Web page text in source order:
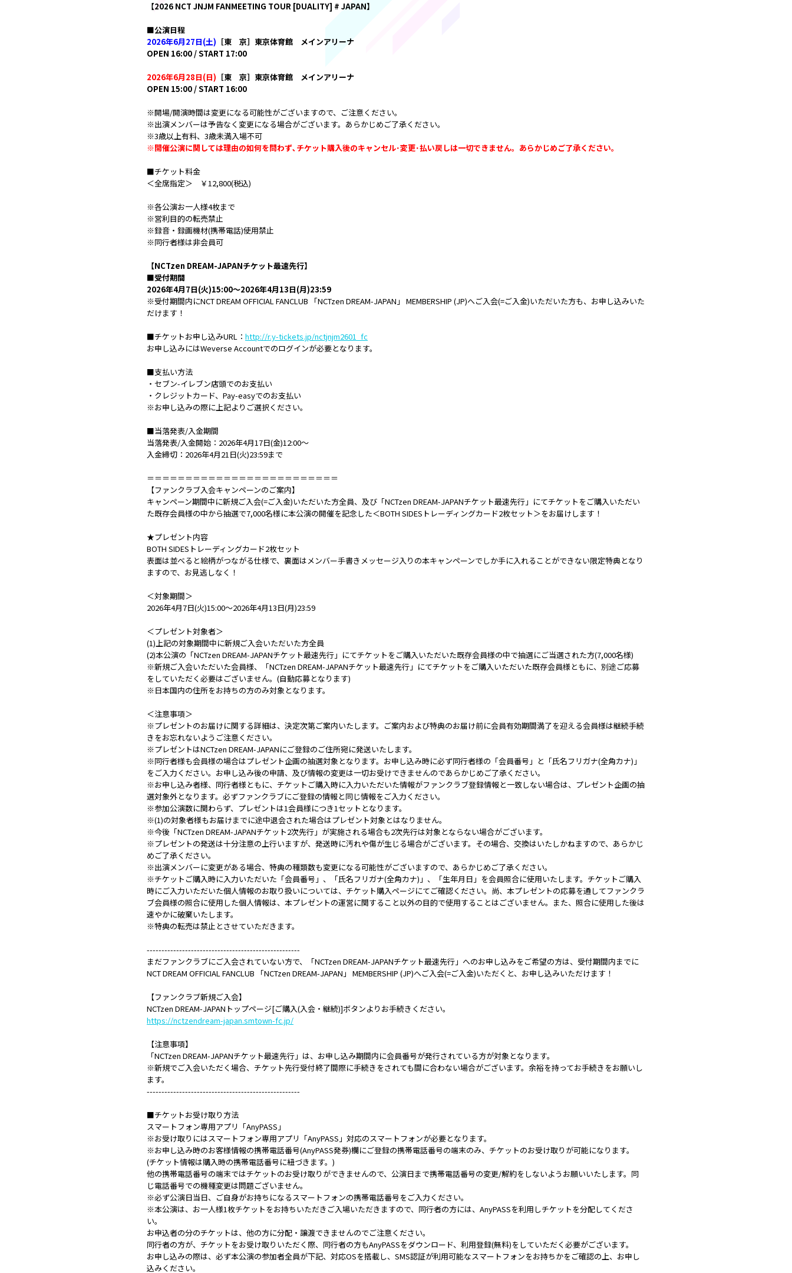
【2026 NCT JNJM FANMEETING TOUR [DUALITY] # JAPAN】
■公演日程
2026年6月27日(土) ［東 京］東京体育館 メインアリーナ
OPEN 16:00 / START 17:00
2026年6月28日(日) ［東 京］東京体育館 メインアリーナ
OPEN 15:00 / START 16:00
※開場/開演時間は変更になる可能性がございますので、ご注意ください。
※出演メンバーは予告なく変更になる場合がございます。あらかじめご了承ください。
※3歳以上有料、3歳未満入場不可
※開催公演に関しては理由の如何を問わず､チケット購入後のキャンセル･変更･払い戻しは一切できません。あらかじめご了承ください。
■チケット料金
＜全席指定＞ ￥12,800(税込)
※各公演お一人様4枚まで
※営利目的の転売禁止
※録音・録画機材(携帯電話)使用禁止
※同行者様は非会員可
【NCTzen DREAM-JAPANチケット最速先行】
■受付期間
2026年4月7日(火)15:00～2026年4月13日(月)23:59
※受付期間内にNCT DREAM OFFICIAL FANCLUB 「NCTzen DREAM-JAPAN」 MEMBERSHIP (JP)へご入会(=ご入金)いただいた方も、お申し込みいた
だけます！
■チケットお申し込みURL： http://r.y-tickets.jp/nctjnjm2601_fc
お申し込みにはWeverse Accountでのログインが必要となります。
■支払い方法
・セブン-イレブン店頭でのお支払い
・クレジットカード、Pay-easyでのお支払い
※お申し込みの際に上記よりご選択ください。
■当落発表/入金期間
当落発表/入金開始：2026年4月17日(金)12:00～
入金締切：2026年4月21日(火)23:59まで
＝＝＝＝＝＝＝＝＝＝＝＝＝＝＝＝＝＝＝＝＝＝＝＝＝
【ファンクラブ入会キャンペーンのご案内】
キャンペーン期間中に新規ご入会(=ご入金)いただいた方全員、及び「NCTzen DREAM-JAPANチケット最速先行」にてチケットをご購入いただい
た既存会員様の中から抽選で7,000名様に本公演の開催を記念した＜BOTH SIDESトレーディングカード2枚セット＞をお届けします！
★プレゼント内容
BOTH SIDESトレーディングカード2枚セット
表面は並べると絵柄がつながる仕様で、裏面はメンバー手書きメッセージ入りの本キャンペーンでしか手に入れることができない限定特典となり
ますので、お見逃しなく！
＜対象期間＞
2026年4月7日(火)15:00～2026年4月13日(月)23:59
＜プレゼント対象者＞
(1)上記の対象期間中に新規ご入会いただいた方全員
(2)本公演の「NCTzen DREAM-JAPANチケット最速先行」にてチケットをご購入いただいた既存会員様の中で抽選にご当選された方(7,000名様)
※新規ご入会いただいた会員様、「NCTzen DREAM-JAPANチケット最速先行」にてチケットをご購入いただいた既存会員様ともに、別途ご応募
をしていただく必要はございません。(自動応募となります)
※日本国内の住所をお持ちの方のみ対象となります。
＜注意事項＞
※プレゼントのお届けに関する詳細は、決定次第ご案内いたします。ご案内および特典のお届け前に会員有効期間満了を迎える会員様は継続手続
きをお忘れないようご注意ください。
※プレゼントはNCTzen DREAM-JAPANにご登録のご住所宛に発送いたします。
※同行者様も会員様の場合はプレゼント企画の抽選対象となります。お申し込み時に必ず同行者様の「会員番号」と「氏名フリガナ(全角カナ)」
をご入力ください。お申し込み後の申請、及び情報の変更は一切お受けできませんのであらかじめご了承ください。
※お申し込み者様、同行者様ともに、チケットご購入時に入力いただいた情報がファンクラブ登録情報と一致しない場合は、プレゼント企画の抽
選対象外となります。必ずファンクラブにご登録の情報と同じ情報をご入力ください。
※参加公演数に関わらず、プレゼントは1会員様につき1セットとなります。
※(1)の対象者様もお届けまでに途中退会された場合はプレゼント対象とはなりません。
※今後「NCTzen DREAM-JAPANチケット2次先行」が実施される場合も2次先行は対象とならない場合がございます。
※プレゼントの発送は十分注意の上行いますが、発送時に汚れや傷が生じる場合がございます。その場合、交換はいたしかねますので、あらかじ
めご了承ください。
※出演メンバーに変更がある場合、特典の種類数も変更になる可能性がございますので、あらかじめご了承ください。
※チケットご購入時に入力いただいた「会員番号」、「氏名フリガナ(全角カナ)」、「生年月日」を会員照合に使用いたします。チケットご購入
時にご入力いただいた個人情報のお取り扱いについては、チケット購入ページにてご確認ください。尚、本プレゼントの応募を通してファンクラ
ブ会員様の照合に使用した個人情報は、本プレゼントの運営に関すること以外の目的で使用することはございません。また、照合に使用した後は
速やかに破棄いたします。
※特典の転売は禁止とさせていただきます。
----------------------------------------------------
まだファンクラブにご入会されていない方で、「NCTzen DREAM-JAPANチケット最速先行」へのお申し込みをご希望の方は、受付期間内までに
NCT DREAM OFFICIAL FANCLUB 「NCTzen DREAM-JAPAN」 MEMBERSHIP (JP)へご入会(=ご入金)いただくと、お申し込みいただけます！
【ファンクラブ新規ご入会】
NCTzen DREAM-JAPANトップページ[ご購入(入会・継続)]ボタンよりお手続きください。
https://nctzendream-japan.smtown-fc.jp/
【注意事項】
「NCTzen DREAM-JAPANチケット最速先行」は、お申し込み期間内に会員番号が発行されている方が対象となります。
※新規でご入会いただく場合、チケット先行受付終了間際に手続きをされても間に合わない場合がございます。余裕を持ってお手続きをお願いし
ます。
----------------------------------------------------
■チケットお受け取り方法
スマートフォン専用アプリ「AnyPASS」
※お受け取りにはスマートフォン専用アプリ「AnyPASS」対応のスマートフォンが必要となります。
※お申し込み時のお客様情報の携帯電話番号(AnyPASS発券)欄にご登録の携帯電話番号の端末のみ、チケットのお受け取りが可能になります。
(チケット情報は購入時の携帯電話番号に紐づきます。)
他の携帯電話番号の端末ではチケットのお受け取りができませんので、公演日まで携帯電話番号の変更/解約をしないようお願いいたします。同
じ電話番号での機種変更は問題ございません。
※必ず公演日当日、ご自身がお持ちになるスマートフォンの携帯電話番号をご入力ください。
※本公演は、お一人様1枚チケットをお持ちいただきご入場いただきますので、同行者の方には、AnyPASSを利用しチケットを分配してくださ
い。
お申込者の分のチケットは、他の方に分配・譲渡できませんのでご注意ください。
同行者の方が、チケットをお受け取りいただく際、同行者の方もAnyPASSをダウンロード、利用登録(無料)をしていただく必要がございます。
お申し込みの際は、必ず本公演の参加者全員が下記、対応OSを搭載し、SMS認証が利用可能なスマートフォンをお持ちかをご確認の上、お申し
込みください。